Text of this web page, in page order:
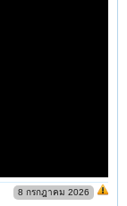
8 กรกฎาคม 2026